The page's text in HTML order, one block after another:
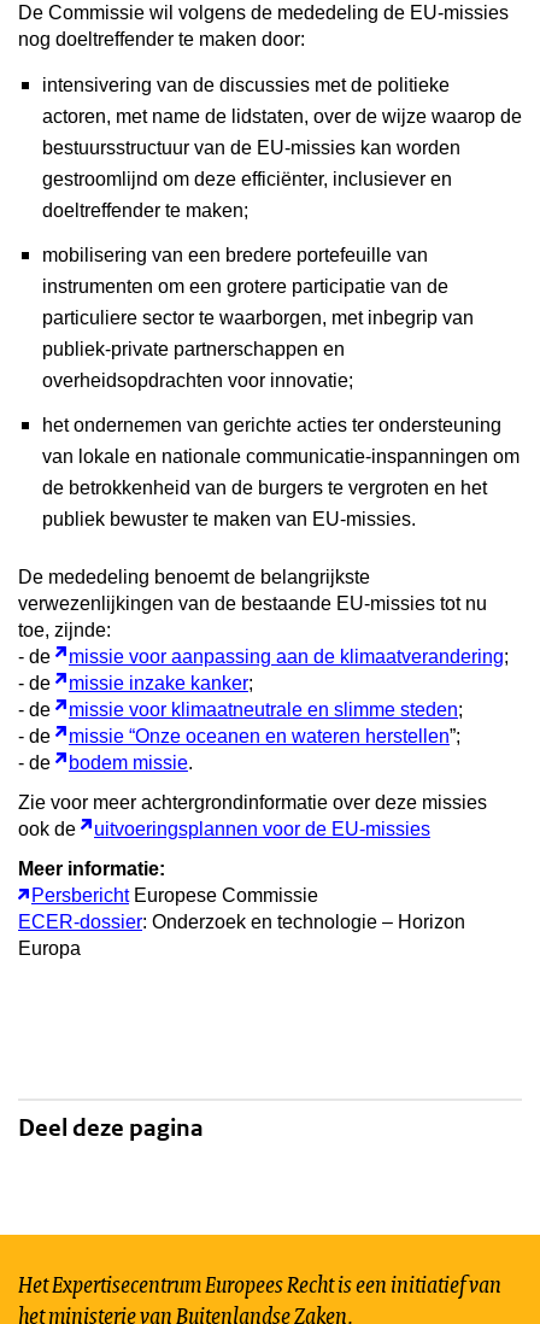
De Commissie wil volgens de mededeling de EU-missies
nog doeltreffender te maken door:
intensivering van de discussies met de politieke
actoren, met name de lidstaten, over de wijze waarop de
bestuursstructuur van de EU-missies kan worden
gestroomlijnd om deze efficiënter, inclusiever en
doeltreffender te maken;
mobilisering van een bredere portefeuille van
instrumenten om een grotere participatie van de
particuliere sector te waarborgen, met inbegrip van
publiek-private partnerschappen en
overheidsopdrachten voor innovatie;
het ondernemen van gerichte acties ter ondersteuning
van lokale en nationale communicatie-inspanningen om
de betrokkenheid van de burgers te vergroten en het
publiek bewuster te maken van EU-missies.
De mededeling benoemt de belangrijkste
verwezenlijkingen van de bestaande EU-missies tot nu
toe, zijnde:
- de
missie voor aanpassing aan de klimaatverandering;
- de
missie inzake kanker;
- de
missie voor klimaatneutrale en slimme steden;
- de
missie “Onze oceanen en wateren herstellen”;
- de
bodem missie.
Zie voor meer achtergrondinformatie over deze missies
ook de
uitvoeringsplannen voor de EU-missies
Meer informatie:
PersberichtEuropese Commissie
ECER-dossier: Onderzoek en technologie – Horizon
Europa
Deel deze pagina
Het Expertisecentrum Europees Recht is een initiatief van
het ministerie van Buitenlandse Zaken.